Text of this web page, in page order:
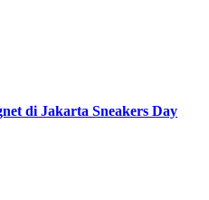
di Jakarta Sneakers Day